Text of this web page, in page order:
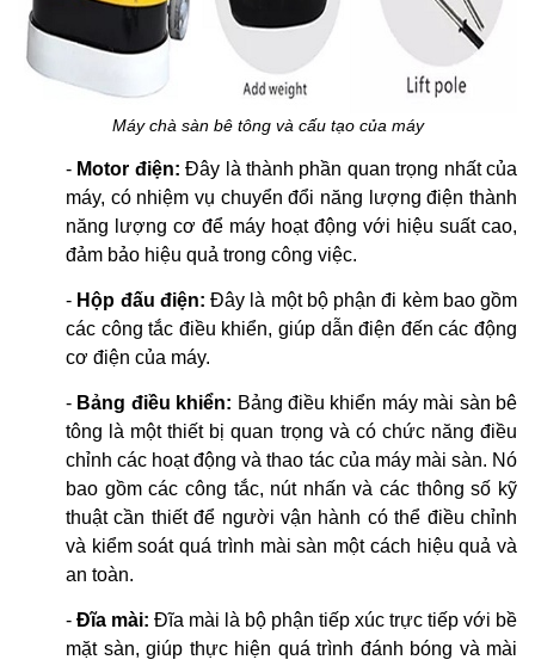
Máy chà sàn bê tông và cấu tạo của máy
- Motor điện: Đây là thành phần quan trọng nhất của
máy, có nhiệm vụ chuyển đổi năng lượng điện thành
năng lượng cơ để máy hoạt động với hiệu suất cao,
đảm bảo hiệu quả trong công việc.
- Hộp đấu điện: Đây là một bộ phận đi kèm bao gồm
các công tắc điều khiển, giúp dẫn điện đến các động
cơ điện của máy.
- Bảng điều khiển: Bảng điều khiển máy mài sàn bê
tông là một thiết bị quan trọng và có chức năng điều
chỉnh các hoạt động và thao tác của máy mài sàn. Nó
bao gồm các công tắc, nút nhấn và các thông số kỹ
thuật cần thiết để người vận hành có thể điều chỉnh
và kiểm soát quá trình mài sàn một cách hiệu quả và
an toàn.
- Đĩa mài: Đĩa mài là bộ phận tiếp xúc trực tiếp với bề
mặt sàn, giúp thực hiện quá trình đánh bóng và mài